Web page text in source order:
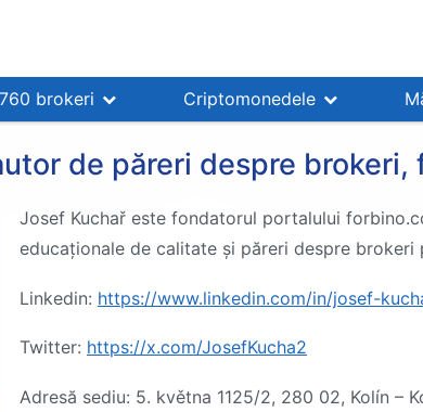
brokeri Criptomonedele
de păreri despre
Josef Kuchař este fondatorul portalului
educaționale de calitate și păreri despre brokeri
Linkedin: https://www.linkedin.com/in/josef-
Twitter: https://x.com/JosefKucha2
Adresă sediu: 5. května 1125/2, 280 02, Kolín –